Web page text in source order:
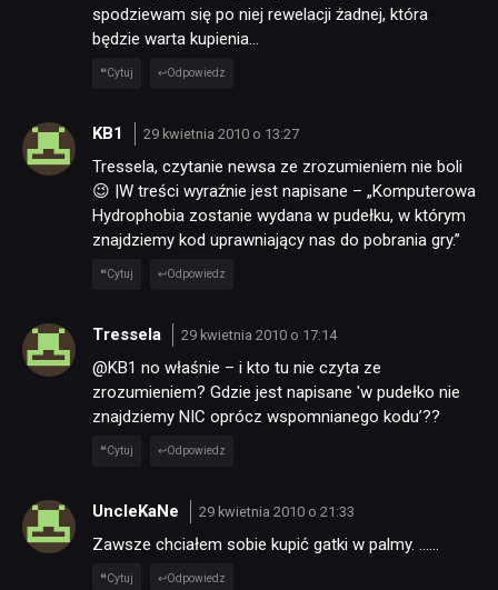
spodziewam się po niej rewelacji żadnej, która
będzie warta kupienia…
Cytuj Odpowiedz
KB1 29 kwietnia 2010 o 13:27
Tressela, czytanie newsa ze zrozumieniem nie boli
😉 |W treści wyraźnie jest napisane – „Komputerowa
Hydrophobia zostanie wydana w pudełku, w którym
znajdziemy kod uprawniający nas do pobrania gry.”
Cytuj Odpowiedz
Tressela 29 kwietnia 2010 o 17:14
@KB1 no właśnie – i kto tu nie czyta ze
zrozumieniem? Gdzie jest napisane 'w pudełko nie
znajdziemy NIC oprócz wspomnianego kodu’??
Cytuj Odpowiedz
UncleKaNe 29 kwietnia 2010 o 21:33
Zawsze chciałem sobie kupić gatki w palmy. ……
Cytuj Odpowiedz